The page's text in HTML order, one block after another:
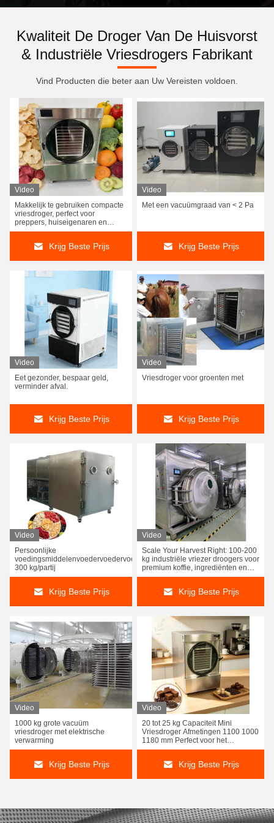
Kwaliteit De Droger Van De Huisvorst
& Industriële Vriesdrogers Fabrikant
Vind Producten die beter aan Uw Vereisten voldoen.
Video
Makkelijk te gebruiken compacte
vriesdroger, perfect voor
preppers, huiseigenaren en
gezonde gezinnen
Krijg Beste Prijs
Video
Met een vacuümgraad van < 2 Pa
Krijg Beste Prijs
Video
Eet gezonder, bespaar geld,
verminder afval.
Krijg Beste Prijs
Video
Vriesdroger voor groenten met
Krijg Beste Prijs
Video
Persoonlijke
voedingsmiddelenvoedervoedervoedervoedervoedervoedervoedervoeder
300 kg/partij
Krijg Beste Prijs
Video
Scale Your Harvest Right: 100-200
kg industriële vriezer droogers voor
premium koffie, ingrediënten en
hoogwaardige
Krijg Beste Prijs
Video
1000 kg grote vacuüm
vriesdroger met elektrische
verwarming
Krijg Beste Prijs
Video
20 tot 25 kg Capaciteit Mini
Vriesdroger Afmetingen 1100 1000
1180 mm Perfect voor het
vriesdrogen van delicate
Krijg Beste Prijs